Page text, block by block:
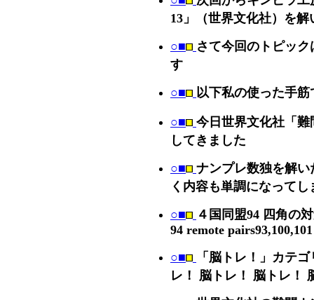
13」（世界文化社）を
○■ さて今回のトピッ
す
○■ 以下私の使った手筋
○■ 今日世界文化社「
してきました
○■ ナンプレ数独を解
く内容も単調になってし
○■ ４国同盟94 四角の
94 remote
○■ 「脳トレ！」カテ
レ！ 脳トレ！ 脳トレ！